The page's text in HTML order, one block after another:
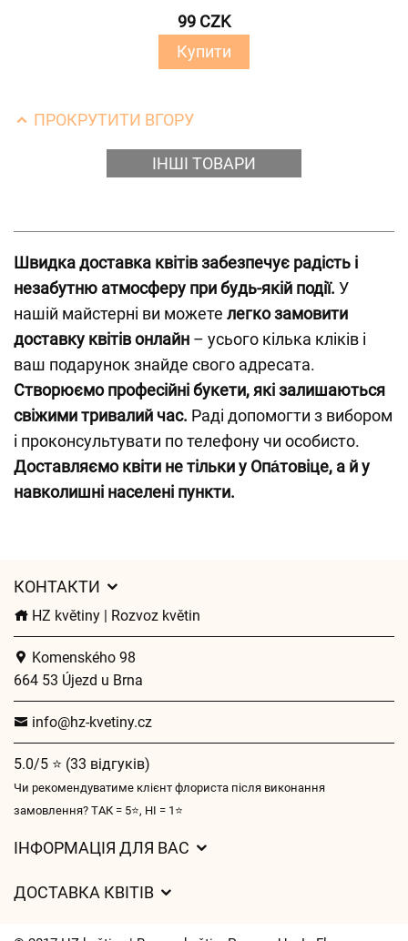
99 CZK
Купити
ПРОКРУТИТИ ВГОРУ
ІНШІ ТОВАРИ
Швидка доставка квітів забезпечує радість і
незабутню атмосферу при будь-якій події. У
нашій майстерні ви можете легко замовити
доставку квітів онлайн – усього кілька кліків і
ваш подарунок знайде свого адресата.
Створюємо професійні букети, які залишаються
свіжими тривалий час. Раді допомогти з вибором
і проконсультувати по телефону чи особисто.
Доставляємо квіти не тільки у Опа́товіце, а й у
навколишні населені пункти.
КОНТАКТИ
HZ květiny | Rozvoz květin
Komenského 98
664 53 Újezd u Brna
info@hz-kvetiny.cz
5.0/5 ⭐ (33 відгуків)
Чи рекомендуватиме клієнт флориста після виконання
замовлення? ТАК = 5⭐, НІ = 1⭐
ІНФОРМАЦІЯ ДЛЯ ВАС
Захист персональних даних
Час доставки квітів – огляд можливостей
ДОСТАВКА КВІТІВ